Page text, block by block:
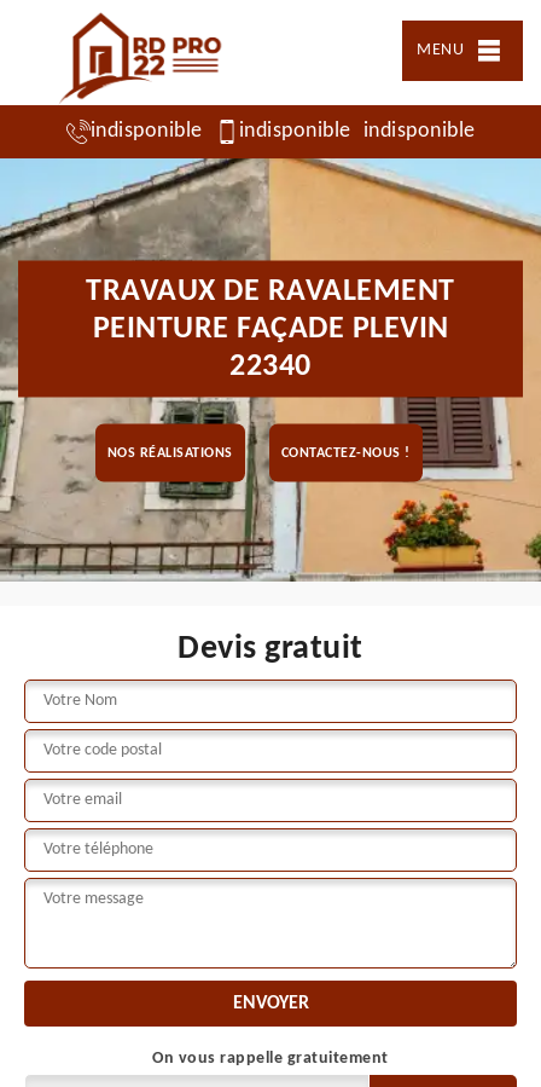
MENU
indisponible indisponible indisponible
TRAVAUX DE RAVALEMENT
PEINTURE FAÇADE PLEVIN
22340
NOS RÉALISATIONS CONTACTEZ-NOUS !
Devis gratuit
On vous rappelle gratuitement